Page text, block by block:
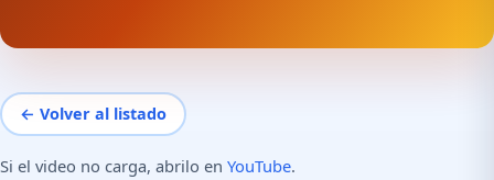
← Volver al listado
Si el video no carga, abrilo en YouTube.